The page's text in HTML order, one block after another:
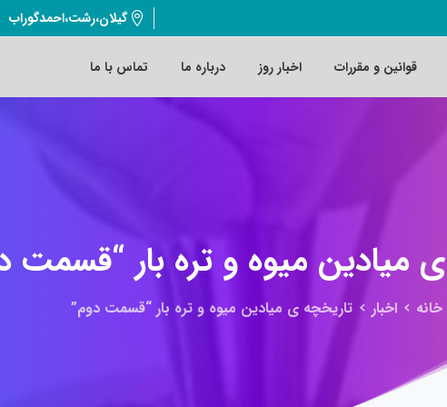
گیلان،رشت،احمدگوراب
قوانین و مقررات اخبار روز درباره ما تماس با ما
ی میادین میوه و تره بار “قسمت
خانه اخبار تاریخچه ی میادین میوه و تره بار “قسمت دوم”